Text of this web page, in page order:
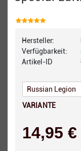
Hersteller:
Verfügbarkeit:
Artikel-ID
VARIANTE
14,95 €